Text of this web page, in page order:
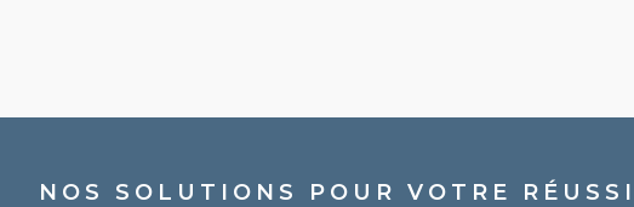
NOS SOLUTIONS POUR VOTRE